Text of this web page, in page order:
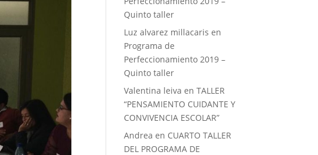
Quinto taller
Luz alvarez millacaris en
Programa de
Perfeccionamiento 2019 –
Quinto taller
Valentina leiva enTALLER
“PENSAMIENTO CUIDANTE Y
CONVIVENCIA ESCOLAR”
Andrea en CUARTO TALLER
DEL PROGRAMA DE